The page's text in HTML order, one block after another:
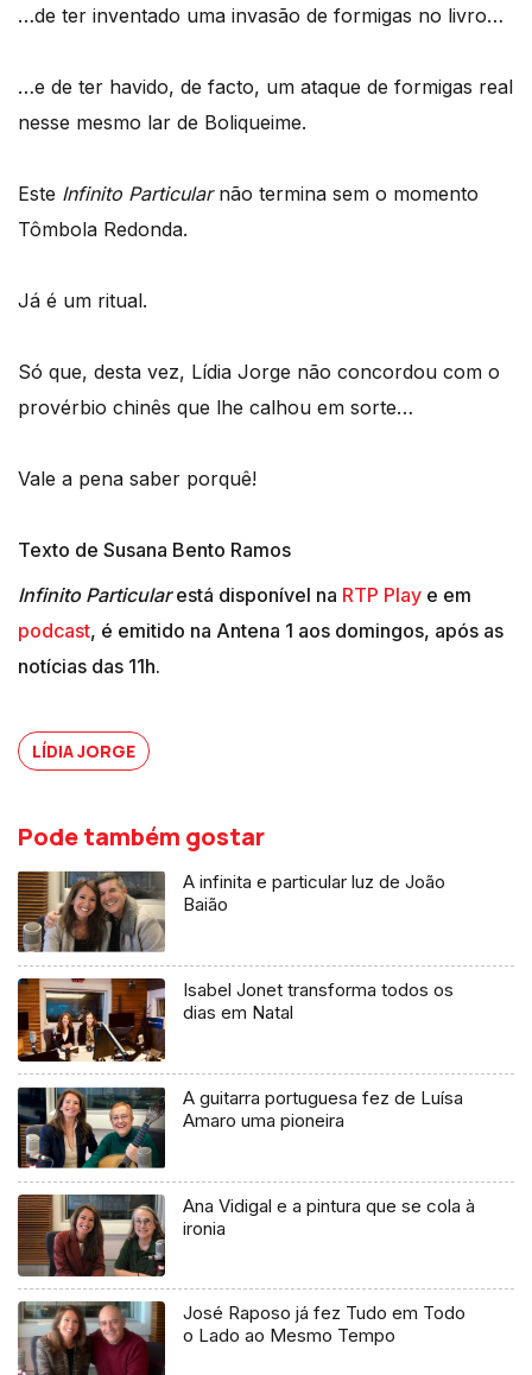
…de ter inventado uma invasão de formigas no livro…
…e de ter havido, de facto, um ataque de formigas real
nesse mesmo lar de Boliqueime.
Este Infinito Particularnão termina sem o momento
Tômbola Redonda.
Já é um ritual.
Só que, desta vez, Lídia Jorge não concordou com o
provérbio chinês que lhe calhou em sorte…
Vale a pena saber porquê!
Texto de Susana Bento Ramos
Infinito Particularestá disponível na RTP Play e em
podcast, é emitido na Antena 1 aos domingos, após as
notícias das 11h.
LÍDIA JORGE
Pode também gostar
A infinita e particular luz de João
Baião
Isabel Jonet transforma todos os
dias em Natal
A guitarra portuguesa fez de Luísa
Amaro uma pioneira
Ana Vidigal e a pintura que se cola à
ironia
José Raposo já fez Tudo em Todo
o Lado ao Mesmo Tempo